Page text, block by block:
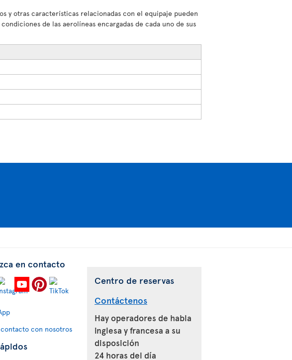
y otras características relacionadas con el equipaje pueden
de las aerolíneas encargadas de cada uno de sus
en contacto
contacto con nosotros
Centro de reservas
Contáctenos
Hay operadores de habla
inglesa y francesa a su
disposición
24 horas del día